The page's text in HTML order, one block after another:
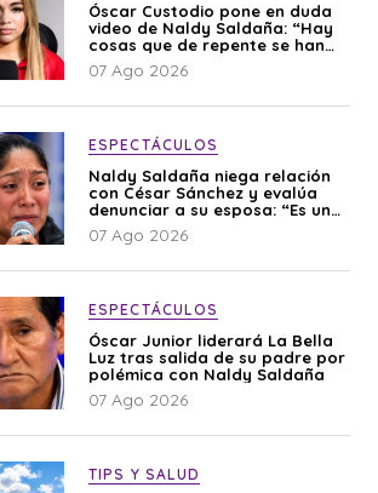
Óscar Custodio pone en duda
video de Naldy Saldaña: “Hay
cosas que de repente se han
editado”
07 Ago 2026
ESPECTÁCULOS
Naldy Saldaña niega relación
con César Sánchez y evalúa
denunciar a su esposa: “Es una
difamación”
07 Ago 2026
ESPECTÁCULOS
Óscar Junior liderará La Bella
Luz tras salida de su padre por
polémica con Naldy Saldaña
07 Ago 2026
TIPS Y SALUD